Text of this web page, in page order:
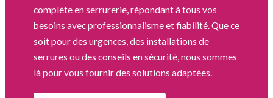
complète en serrurerie, répondant à tous vos
besoins avec professionnalisme et fiabilité. Que ce
soit pour des urgences, des installations de
serrures ou des conseils en sécurité, nous sommes
là pour vous fournir des solutions adaptées.